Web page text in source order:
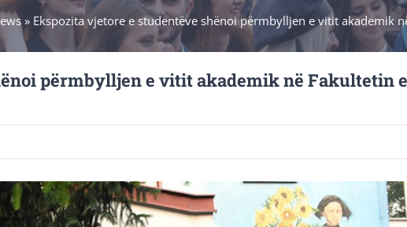
» Ekspozita vjetore e studentëve shënoi përmbylljen e vitit akademik
përmbylljen e vitit akademik në Fakultetin e